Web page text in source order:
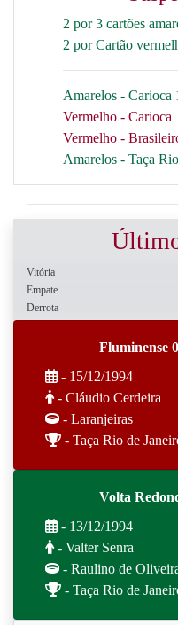
2 por 3 cartões
2 por Cartão
Amarelos - Carioca
Vermelho - Carioca
Vermelho -
Amarelos - Taça
Vitória
Empate
Derrota
Fluminense
- 15/12/1994
- Cláudio Cerdeira
- Laranjeiras
- Taça Rio de
Volta
- 13/12/1994
- Valter Senra
- Raulino de
- Taça Rio de